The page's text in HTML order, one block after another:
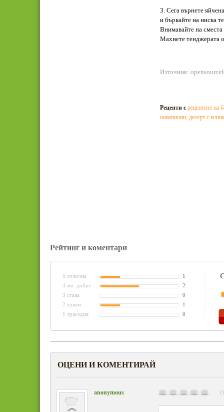
3. Сега върнете
и бъркайте на ниска
Внимавайте на сместа
Махнете тенджерата
Източник:
Рецепти с рецептите на
шампиони, десерт с
Рейтинг и коментари
5 отлична
1
4 мн. добре
2
3 става
0
2 едвам
1
1 трагедия
0
ОЦЕНИ И КОМЕНТИРАЙ
anonymous